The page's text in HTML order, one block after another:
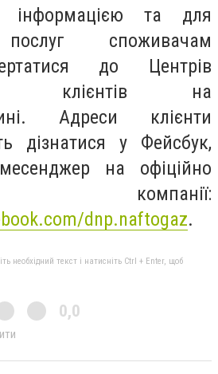
інформацією та для
споживачам
до Центрів
клієнтів на
Адреси клієнти
дізнатися у Фейсбук,
на офіційно
компанії:
dnp.naftogaz.
необхідний текст і натисніть Ctrl + Enter, щоб
0,0